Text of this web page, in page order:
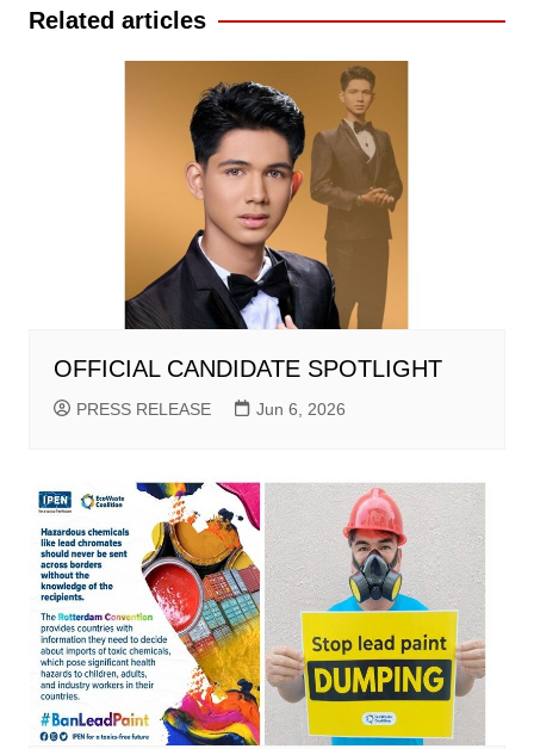
Related articles
OFFICIAL CANDIDATE SPOTLIGHT
PRESS RELEASE Jun 6, 2026